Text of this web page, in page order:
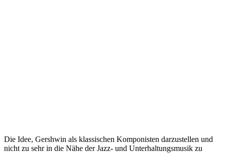
Die Idee, Gershwin als klassischen Komponisten darzustellen und
nicht zu sehr in die Nähe der Jazz- und Unterhaltungsmusik zu